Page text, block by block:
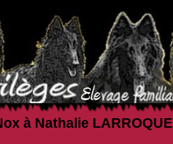
à Nathalie LARROQUE